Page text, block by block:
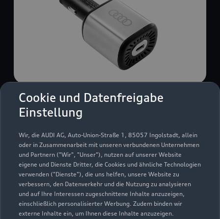
Cookie und Datenfreigabe
Einstellung
Wir, die AUDI AG, Auto-Union-Straße 1, 85057 Ingolstadt, allein
oder in Zusammenarbeit mit unseren verbundenen Unternehmen
und Partnern ("Wir", "Unser"), nutzen auf unserer Website
eigene und Dienste Dritter, die Cookies und ähnliche Technologien
verwenden ("Dienste"), die uns helfen, unsere Website zu
verbessern, den Datenverkehr und die Nutzung zu analysieren
und auf Ihre Interessen zugeschnittene Inhalte anzuzeigen,
einschließlich personalisierter Werbung. Zudem binden wir
externe Inhalte ein, um Ihnen diese Inhalte anzuzeigen.
USB Power-Ladegerät
USB Power-Ladegerät für schnelles und
komfortables Laden von Mobiltelefonen, Tablets
oder Laptops.
Zur Audi Shopping World